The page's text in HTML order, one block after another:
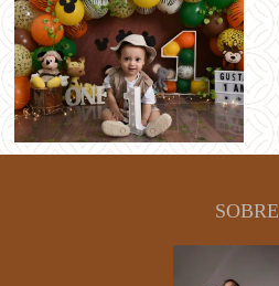
SOBRE